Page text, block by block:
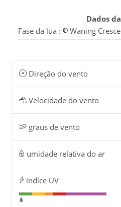
Dados
Fase da lua :
Waning
Direção do vento
Velocidade do vento
graus de vento
umidade relativa do ar
índice UV